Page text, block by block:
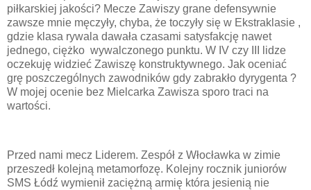
piłkarskiej jakości? Mecze Zawiszy grane defensywnie
zawsze mnie męczyły, chyba, że toczyły się w Ekstraklasie ,
gdzie klasa rywala dawała czasami satysfakcję nawet
jednego, ciężko wywalczonego punktu. W IV czy III lidze
oczekuję widzieć Zawiszę konstruktywnego. Jak oceniać
grę poszczególnych zawodników gdy zabrakło dyrygenta ?
W mojej ocenie bez Mielcarka Zawisza sporo traci na
wartości.
Przed nami mecz Liderem. Zespół z Włocławka w zimie
przeszedł kolejną metamorfozę. Kolejny rocznik juniorów
SMS Łódź wymienił zaciężną armię która jesienią nie